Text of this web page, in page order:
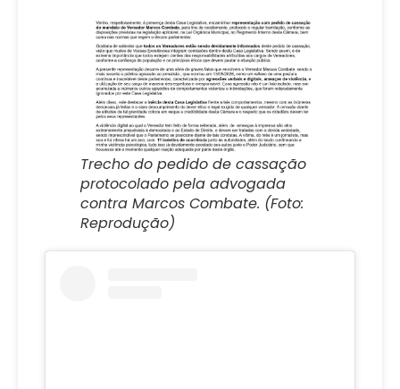
Trecho do pedido de cassação
protocolado pela advogada
contra Marcos Combate. (Foto:
Reprodução)